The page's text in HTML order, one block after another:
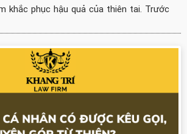
khắc phục hậu quả của thiên tai. Trước